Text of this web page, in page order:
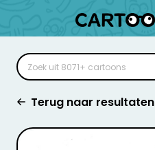
Terug naar resultaten